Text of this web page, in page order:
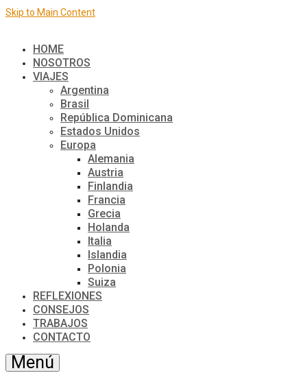
Skip to Main Content
HOME
NOSOTROS
VIAJES
Argentina
Brasil
República Dominicana
Estados Unidos
Europa
Alemania
Austria
Finlandia
Francia
Grecia
Holanda
Italia
Islandia
Polonia
Suiza
REFLEXIONES
CONSEJOS
TRABAJOS
CONTACTO
Menú